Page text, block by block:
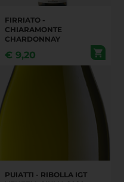
FIRRIATO -
CHIARAMONTE
CHARDONNAY
€ 9,20
PUIATTI - RIBOLLA IGT